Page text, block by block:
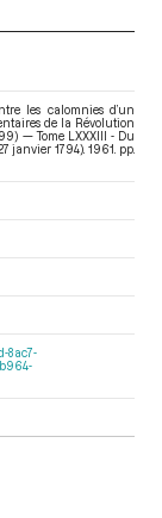
les calomnies d’un
de la Révolution
— Tome LXXXIII - Du
janvier 1794) . 1961. pp.
8ac7-